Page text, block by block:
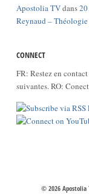
Apostolia TVdans
Reynaud –
CONNECT
FR: Restez en
suivantes.
© 2026